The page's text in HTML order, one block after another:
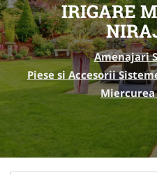
IRIGARE
Amenajari
Piese si Accesorii